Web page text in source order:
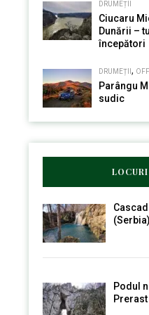
DRUMEȚII
Ciucaru
Dunării –
începători
DRUMEȚII ,
Parângu
sudic
LOCURI
(Serbia)
Podul
Prerast